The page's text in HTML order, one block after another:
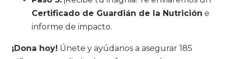
Certificado de Guardián de la Nutrición e
informe de impacto.
¡Dona hoy! Únete y ayúdanos a asegurar 185